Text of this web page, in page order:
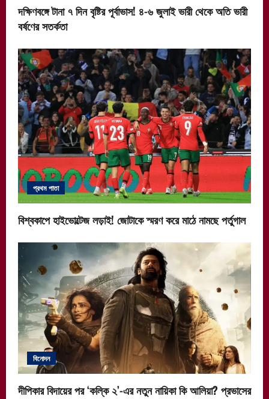
দক্ষিণবঙ্গে টানা ৭ দিন বৃষ্টির পূর্বাভাস! ৪-৬ জুলাই ভারী থেকে অতি ভারী
বর্ষণের সতর্কতা
প্রথম পাতা
বিশ্বকাপে হাইভোল্টেজ লড়াই! জোটাকে স্মরণ করে মাঠে নামছে পর্তুগাল
বিনোদন
দীপিকার বিদায়ের পর ‘কল্কি ২’-এর নতুন নায়িকা কি আলিয়া? প্রভাসের